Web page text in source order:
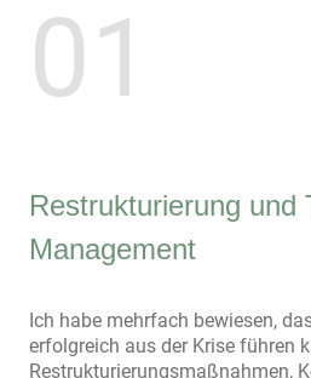
01
Restrukturierung und
Management
Ich habe mehrfach bewiesen,
erfolgreich aus der Krise führen
Restrukturierungsmaßnahmen,